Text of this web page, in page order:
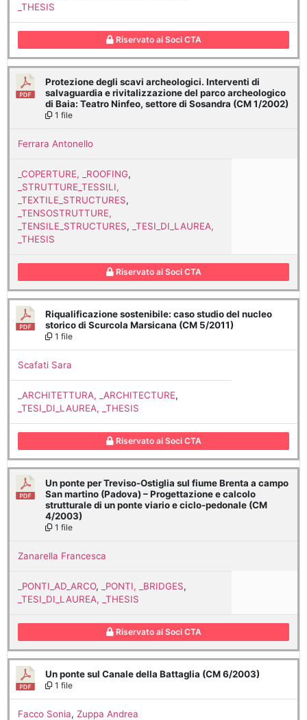
_THESIS
Riservato ai Soci CTA
Protezione degli scavi archeologici. Interventi di
salvaguardia e rivitalizzazione del parco archeologico
di Baia: Teatro Ninfeo, settore di Sosandra (CM 1/2002)
1 file
Ferrara Antonello
_COPERTURE, _ROOFING,
_STRUTTURE_TESSILI,
_TEXTILE_STRUCTURES,
_TENSOSTRUTTURE,
_TENSILE_STRUCTURES,
_TESI_DI_LAUREA,
_THESIS
Riservato ai Soci CTA
Riqualificazione sostenibile: caso studio del nucleo
storico di Scurcola Marsicana (CM 5/2011)
1 file
Scafati Sara
_ARCHITETTURA, _ARCHITECTURE,
_TESI_DI_LAUREA, _THESIS
Riservato ai Soci CTA
Un ponte per Treviso-Ostiglia sul fiume Brenta a campo
San martino (Padova) – Progettazione e calcolo
strutturale di un ponte viario e ciclo-pedonale (CM
4/2003)
1 file
Zanarella Francesca
_PONTI_AD_ARCO, _PONTI, _BRIDGES,
_TESI_DI_LAUREA, _THESIS
Riservato ai Soci CTA
Un ponte sul Canale della Battaglia (CM 6/2003)
1 file
Facco Sonia, Zuppa Andrea